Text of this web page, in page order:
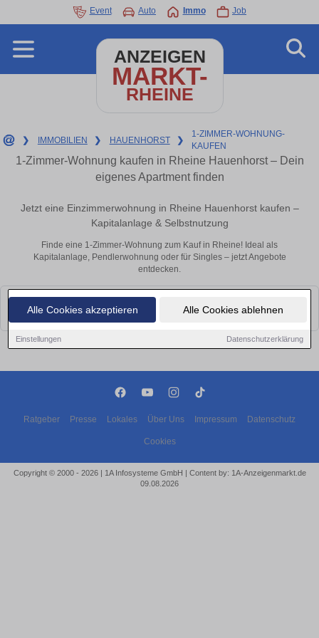
Alle Cookies akzeptieren Alle Cookies ablehnen
Einstellungen Datenschutzerklärung
Event Auto Immo Job
ANZEIGEN
MARKT-
RHEINE
❯ IMMOBILIEN ❯ HAUENHORST ❯
1-ZIMMER-WOHNUNG-
KAUFEN
1-Zimmer-Wohnung kaufen in Rheine Hauenhorst – Dein
eigenes Apartment finden
Jetzt eine Einzimmerwohnung in Rheine Hauenhorst kaufen –
Kapitalanlage & Selbstnutzung
Finde eine 1-Zimmer-Wohnung zum Kauf in Rheine! Ideal als
Kapitalanlage, Pendlerwohnung oder für Singles – jetzt Angebote
entdecken.
Leider konnten wir derzeit keine passenden Objekte finden. Schauen Sie
bald wieder vorbei!
Ratgeber Presse Lokales Über Uns Impressum Datenschutz
Cookies
Copyright © 2000 - 2026 | 1A Infosysteme GmbH | Content by: 1A-Anzeigenmarkt.de
09.08.2026